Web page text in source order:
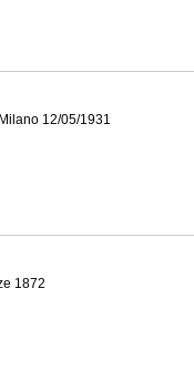
12/05/1931
1872